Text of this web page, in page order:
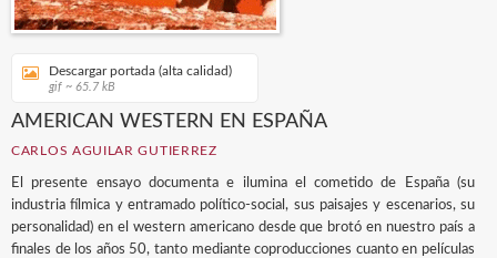
Descargar portada (alta calidad)
gif ~ 65.7 kB
AMERICAN WESTERN EN ESPAÑA
CARLOS AGUILAR GUTIERREZ
El presente ensayo documenta e ilumina el cometido de España (su
industria fílmica y entramado político-social, sus paisajes y escenarios, su
personalidad) en el western americano desde que brotó en nuestro país a
finales de los años 50, tanto mediante coproducciones cuanto en películas